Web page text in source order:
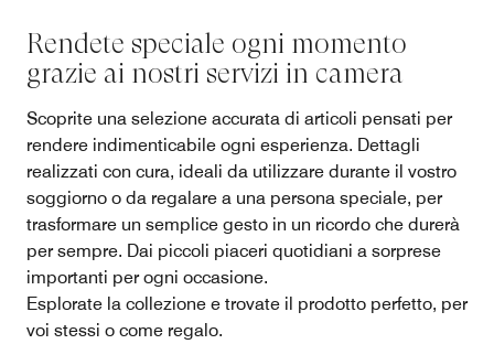
Rendete speciale ogni momento
grazie ai nostri servizi in camera
Scoprite una selezione accurata di articoli pensati per
rendere indimenticabile ogni esperienza. Dettagli
realizzati con cura, ideali da utilizzare durante il vostro
soggiorno o da regalare a una persona speciale, per
trasformare un semplice gesto in un ricordo che durerà
per sempre. Dai piccoli piaceri quotidiani a sorprese
importanti per ogni occasione.
Esplorate la collezione e trovate il prodotto perfetto, per
voi stessi o come regalo.